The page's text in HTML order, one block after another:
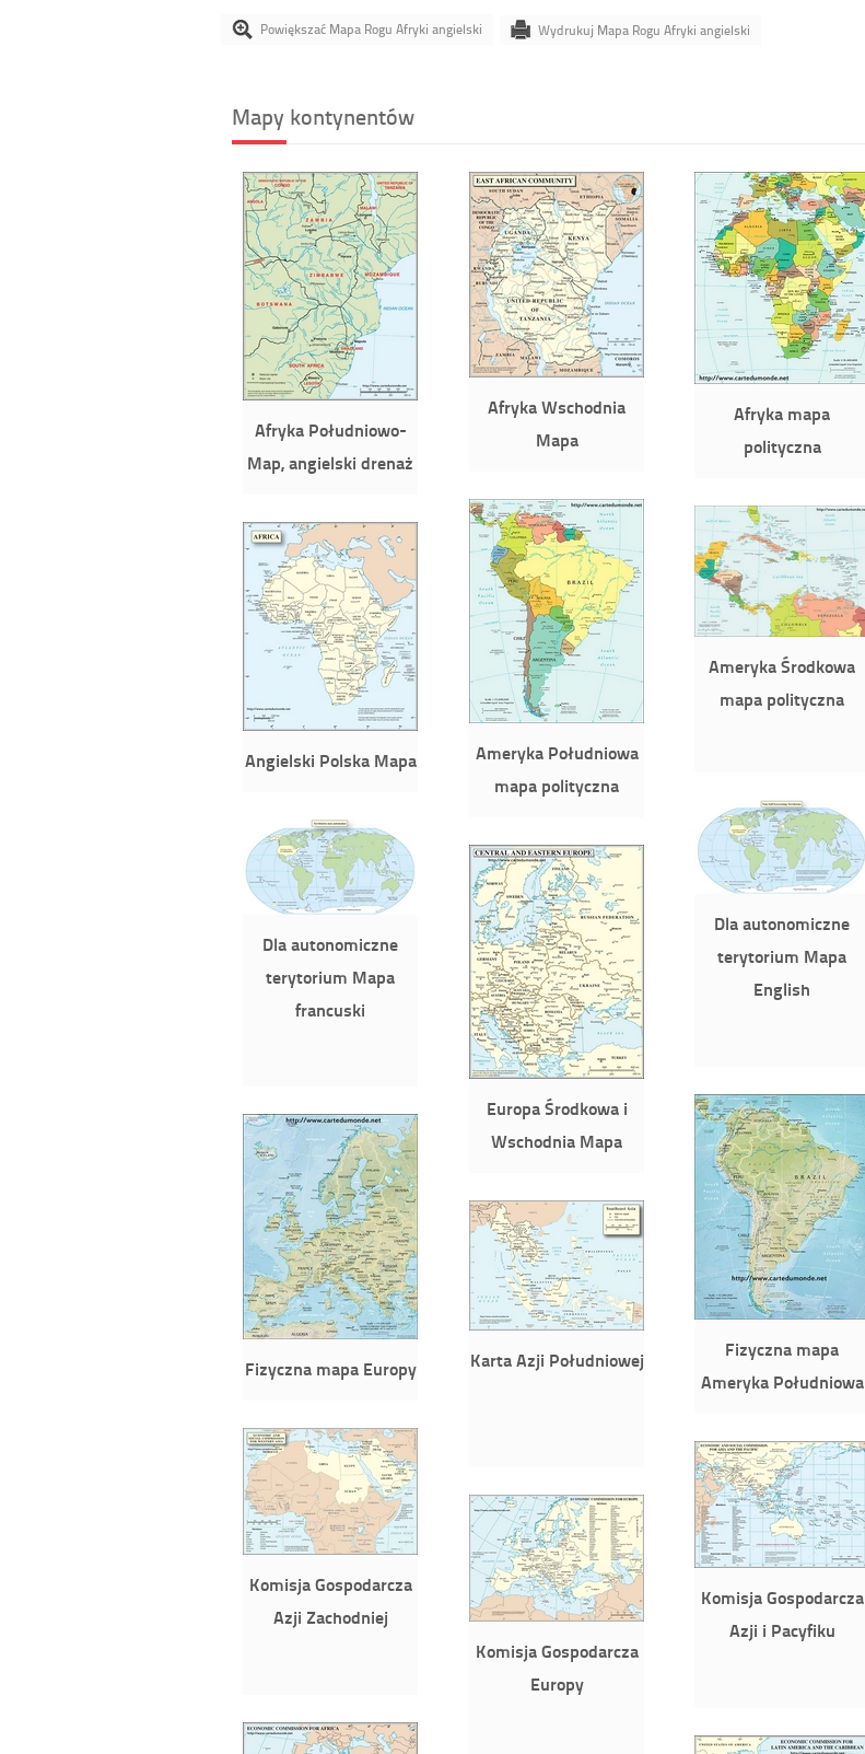
Powiększać Mapa Rogu Afryki angielski Wydrukuj Mapa Rogu Afryki angielski
Mapy kontynentów
Afryka Południowo-
Map, angielski drenaż
Afryka Wschodnia
Mapa
Afryka mapa
polityczna
Ameryka Południowa
mapa polityczna
Ameryka Środkowa
mapa polityczna
Angielski Polska Mapa
Dla autonomiczne
terytorium Mapa
English
Dla autonomiczne
terytorium Mapa
francuski
Europa Środkowa i
Wschodnia Mapa
Fizyczna mapa
Ameryka Południowa
Fizyczna mapa Europy Karta Azji Południowej
Komisja Gospodarcza
Azji Zachodniej
Komisja Gospodarcza
Azji i Pacyfiku
Komisja Gospodarcza
Europy